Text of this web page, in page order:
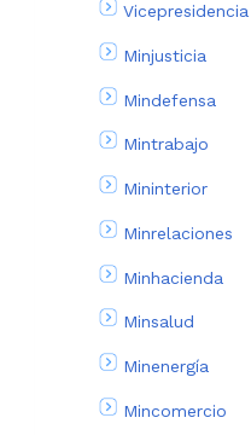
Vicepresidencia
Minjusticia
Mindefensa
Mintrabajo
Mininterior
Minrelaciones
Minhacienda
Minsalud
Minenergía
Mincomercio